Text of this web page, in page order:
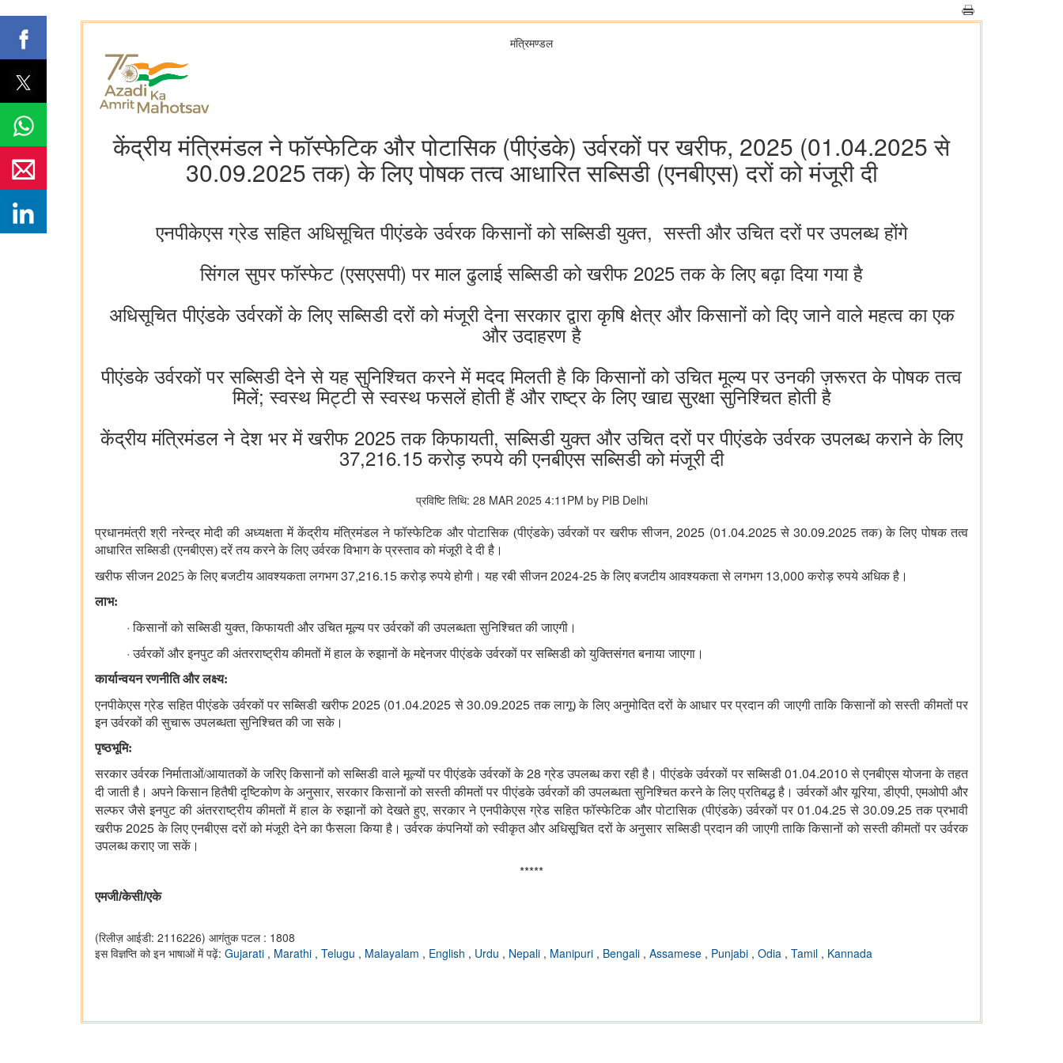
मंत्रिमण्‍डल
केंद्रीय मंत्रिमंडल ने फॉस्फेटिक और पोटासिक (पीएंडके) उर्वरकों पर खरीफ, 2025 (01.04.2025 से
30.09.2025 तक) के लिए पोषक तत्व आधारित सब्सिडी (एनबीएस) दरों को मंजूरी दी
एनपीकेएस ग्रेड सहित अधिसूचित पीएंडके उर्वरक किसानों को सब्सिडी युक्त, सस्ती और उचित दरों पर उपलब्ध होंगे
सिंगल सुपर फॉस्फेट (एसएसपी) पर माल ढुलाई सब्सिडी को खरीफ 2025 तक के लिए बढ़ा दिया गया है
अधिसूचित पीएंडके उर्वरकों के लिए सब्सिडी दरों को मंजूरी देना सरकार द्वारा कृषि क्षेत्र और किसानों को दिए जाने वाले महत्व का एक
और उदाहरण है
पीएंडके उर्वरकों पर सब्सिडी देने से यह सुनिश्चित करने में मदद मिलती है कि किसानों को उचित मूल्य पर उनकी ज़रूरत के पोषक तत्व
मिलें; स्वस्थ मिट्टी से स्वस्थ फसलें होती हैं और राष्ट्र के लिए खाद्य सुरक्षा सुनिश्चित होती है
केंद्रीय मंत्रिमंडल ने देश भर में खरीफ 2025 तक किफायती, सब्सिडी युक्त और उचित दरों पर पीएंडके उर्वरक उपलब्ध कराने के लिए
37,216.15 करोड़ रुपये की एनबीएस सब्सिडी को मंजूरी दी
प्रविष्टि तिथि: 28 MAR 2025 4:11PM by PIB Delhi
प्रधानमंत्री श्री नरेन्द्र मोदी की अध्यक्षता में केंद्रीय मंत्रिमंडल ने फॉस्फेटिक और पोटासिक (पीएंडके) उर्वरकों पर खरीफ सीजन, 2025 (01.04.2025से30.09.2025तक) के लिए पोषक तत्व
आधारित सब्सिडी (एनबीएस) दरें तय करने के लिए उर्वरक विभाग के प्रस्ताव को मंजूरी दे दी है।
खरीफ सीजन2025 के लिए बजटीय आवश्यकता लगभग37,216.15करोड़ रुपये होगी। यह रबी सीजन2024-25के लिए बजटीय आवश्यकता से लगभग 13,000करोड़ रुपये अधिक है।
लाभ:
·किसानों को सब्सिडी युक्त,किफायती और उचित मूल्य पर उर्वरकों की उपलब्धता सुनिश्चित की जाएगी।
·उर्वरकों और इनपुट की अंतरराष्ट्रीय कीमतों में हाल के रुझानों के मद्देनजर पीएंडके उर्वरकों पर सब्सिडी को युक्तिसंगत बनाया जाएगा।
कार्यान्वयन रणनीति और लक्ष्य:
एनपीकेएस ग्रेड सहित पीएंडके उर्वरकों पर सब्सिडी खरीफ2025 (01.04.2025से30.09.2025तक लागू) के लिए अनुमोदित दरों के आधार पर प्रदान की जाएगी ताकि किसानों को सस्ती कीमतों पर
इन उर्वरकों की सुचारू उपलब्धता सुनिश्चित की जा सके।
पृष्ठभूमि:
सरकार उर्वरक निर्माताओं/आयातकों के जरिए किसानों को सब्सिडी वाले मूल्यों पर पीएंडके उर्वरकों के28ग्रेड उपलब्ध करा रही है। पीएंडके उर्वरकों पर सब्सिडी 01.04.2010से एनबीएस योजना के तहत
दी जाती है। अपने किसान हितैषी दृष्टिकोण के अनुसार,सरकार किसानों को सस्ती कीमतों पर पीएंडके उर्वरकों की उपलब्धता सुनिश्चित करने के लिए प्रतिबद्ध है। उर्वरकों और यूरिया,डीएपी,एमओपी और
सल्फर जैसे इनपुट की अंतरराष्ट्रीय कीमतों में हाल के रुझानों को देखते हुए,सरकार ने एनपीकेएस ग्रेड सहित फॉस्फेटिक और पोटासिक (पीएंडके) उर्वरकों पर 01.04.25से 30.09.25तक प्रभावी
खरीफ2025के लिए एनबीएस दरों को मंजूरी देने का फैसला किया है। उर्वरक कंपनियों को स्वीकृत और अधिसूचित दरों के अनुसार सब्सिडी प्रदान की जाएगी ताकि किसानों को सस्ती कीमतों पर उर्वरक
उपलब्ध कराए जा सकें।
*****
एमजी/केसी/एके
(रिलीज़ आईडी: 2116226) आगंतुक पटल : 1808
इस विज्ञप्ति को इन भाषाओं में पढ़ें: Gujarati , Marathi , Telugu , Malayalam , English , Urdu , Nepali , Manipuri , Bengali , Assamese , Punjabi , Odia , Tamil , Kannada